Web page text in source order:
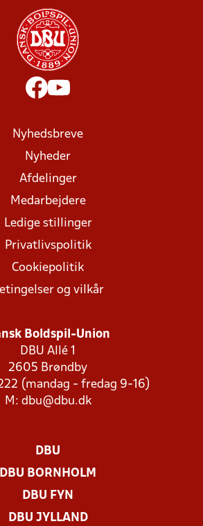
Nyhedsbreve
Nyheder
Afdelinger
Medarbejdere
Ledige stillinger
Privatlivspolitik
Cookiepolitik
og vilkår
Boldspil-Union
DBU Allé 1
2605 Brøndby
(mandag - fredag 9-16)
M: dbu@dbu.dk
DBU
DBU BORNHOLM
DBU FYN
DBU JYLLAND